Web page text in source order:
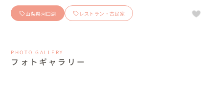
山梨県河口湖 レストラン・古民家
PHOTO GALLERY
フォトギャラリー